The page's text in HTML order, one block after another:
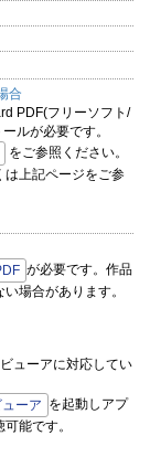
合
PDF(フリーソフト/
ルが必要です。
をご参照ください。
は上記ページをご参
が必要です。作品
場合があります。
ューアに対応してい
ーア を起動しアプ
能です。